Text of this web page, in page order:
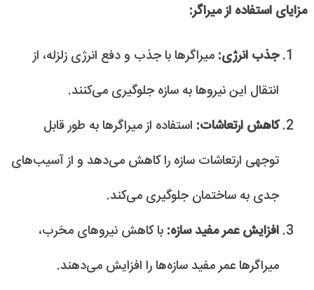
مزایای استفاده از میراگر:
جذب انرژی: میراگرها با جذب و دفع انرژی زلزله، از
انتقال این نیروها به سازه جلوگیری می‌کنند.
کاهش ارتعاشات: استفاده از میراگرها به طور قابل
توجهی ارتعاشات سازه را کاهش می‌دهد و از آسیب‌های
جدی به ساختمان جلوگیری می‌کند.
افزایش عمر مفید سازه: با کاهش نیروهای مخرب،
میراگرها عمر مفید سازه‌ها را افزایش می‌دهند.